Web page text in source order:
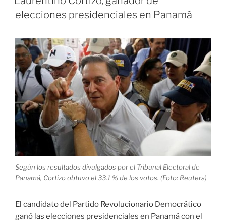
y
signan
la
semana
que
concluye»
elecciones presidenciales en Panamá
Según los resultados divulgados por el Tribunal Electoral de
Panamá, Cortizo obtuvo el 33.1 % de los votos. (Foto: Reuters)
El candidato del Partido Revolucionario Democrático
ganó las elecciones presidenciales en Panamá con el